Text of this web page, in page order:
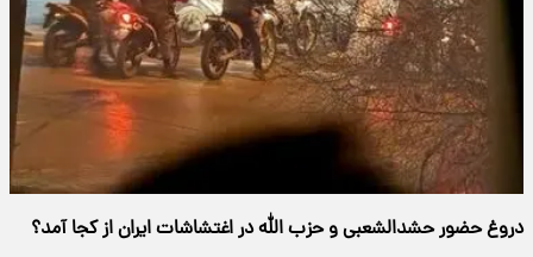
دروغ حضور حشدالشعبی و حزب الله در اغتشاشات ایران از کجا آمد؟